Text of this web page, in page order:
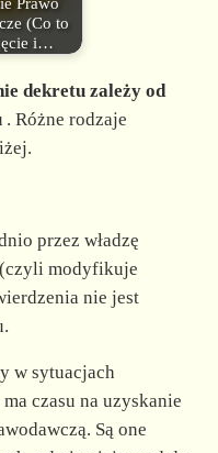
(Co to
i…
dekretu zależy od
. Różne rodzaje
przez władzę
modyfikuje
nie jest
w sytuacjach
czasu na uzyskanie
Są one